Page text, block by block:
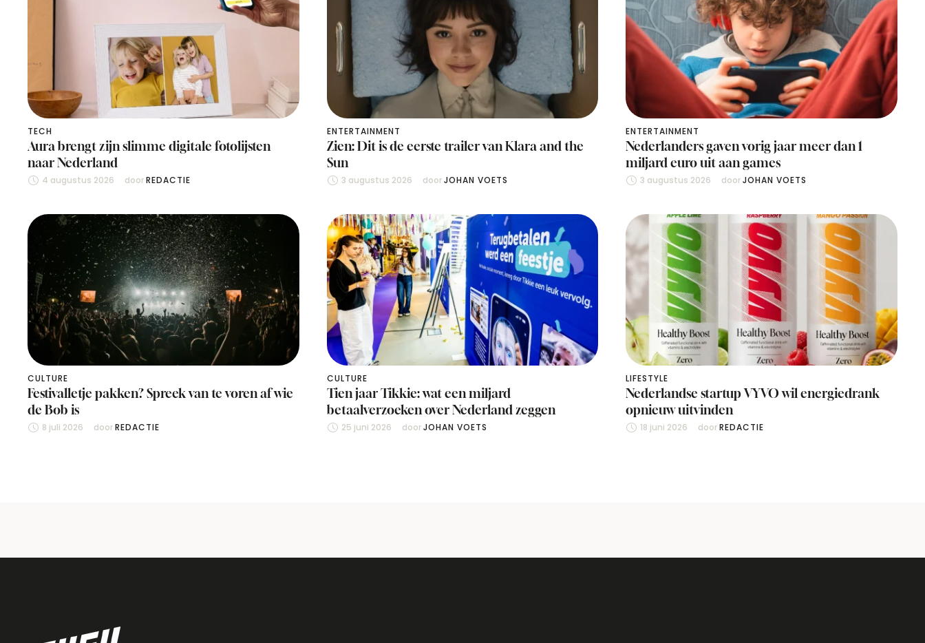
TECH
Aura brengt zijn slimme digitale fotolijsten
naar Nederland
4 augustus 2026 door REDACTIE
ENTERTAINMENT
Zien: Dit is de eerste trailer van Klara and the
Sun
3 augustus 2026 door JOHAN VOETS
ENTERTAINMENT
Nederlanders gaven vorig jaar meer dan 1
miljard euro uit aan games
3 augustus 2026 door JOHAN VOETS
CULTURE
Festivalletje pakken? Spreek van te voren af wie
de Bob is
8 juli 2026 door REDACTIE
CULTURE
Tien jaar Tikkie: wat een miljard
betaalverzoeken over Nederland zeggen
25 juni 2026 door JOHAN VOETS
LIFESTYLE
Nederlandse startup VYVO wil energiedrank
opnieuw uitvinden
18 juni 2026 door REDACTIE